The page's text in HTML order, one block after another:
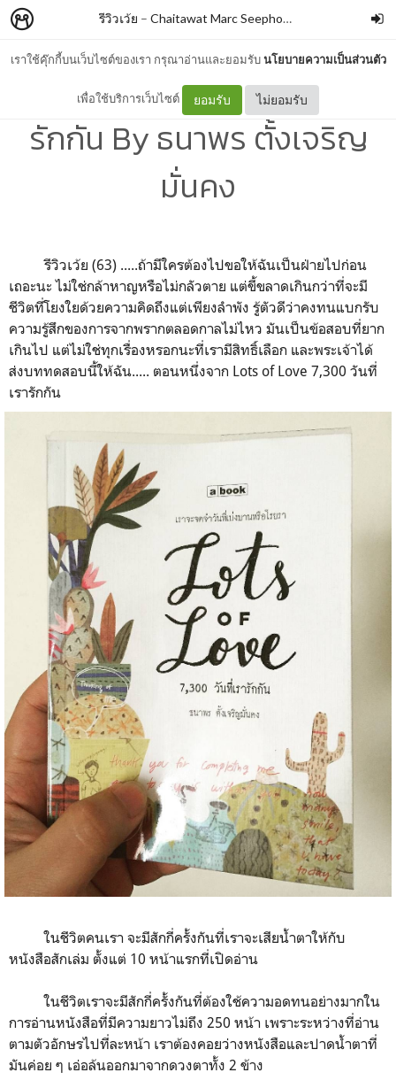
เราใช้คุ๊กกี้บนเว็บไซต์ของเรา กรุณาอ่านและยอมรับนโยบายความเป็นส่วนตัว
เพื่อใช้บริการเว็บไซต์ ยอมรับ ไม่ยอมรับ
รีวิวเว้ย – Chaitawat Marc Seephongsai
Lots of Love 7,300 วันที่เรา
รักกัน By ธนาพร ตั้งเจริญ
มั่นคง
รีวิวเว้ย (63) .....ถ้ามีใครต้องไปขอให้ฉันเป็นฝ่ายไปก่อน
เถอะนะ ไม่ใช่กล้าหาญหรือไม่กลัวตาย แต่ขี้ขลาดเกินกว่าที่จะมี
ชีวิตที่โยงใยด้วยความคิดถึงแต่เพียงลำพัง รู้ตัวดีว่าคงทนแบกรับ
ความรู้สึกของการจากพรากตลอดกาลไม่ไหว มันเป็นข้อสอบที่ยาก
เกินไป แต่ไม่ใช่ทุกเรื่องหรอกนะที่เรามีสิทธิ์เลือก และพระเจ้าได้
ส่งบททดสอบนี้ให้ฉัน..... ตอนหนึ่งจาก Lots of Love 7,300 วันที่
เรารักกัน
ในชีวิตคนเรา จะมีสักกี่ครั้งกันที่เราจะเสียน้ำตาให้กับ
หนังสือสักเล่ม ตั้งแต่ 10 หน้าแรกที่เปิดอ่าน
ในชีวิตเราจะมีสักกี่ครั้งกันที่ต้องใช้ความอดทนอย่างมากใน
การอ่านหนังสือที่มีความยาวไม่ถึง 250 หน้า เพราะระหว่างที่อ่าน
ตามตัวอักษรไปที่ละหน้า เราต้องคอยว่างหนังสือและปาดน้ำตาที่
มันค่อย ๆ เอ่อล้นออกมาจากดวงตาทั้ง 2 ข้าง